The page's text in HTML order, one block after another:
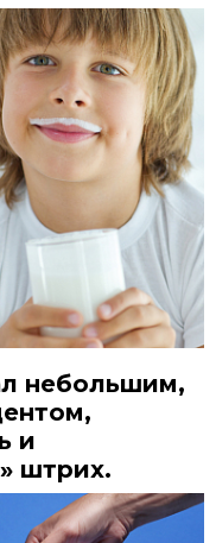
небольшим,
и
штрих.